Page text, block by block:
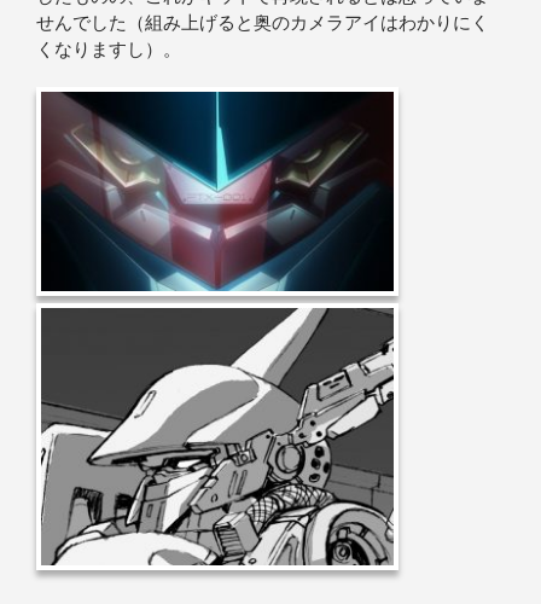
せんでした（組み上げると奥のカメラアイはわかりにく
くなりますし）。